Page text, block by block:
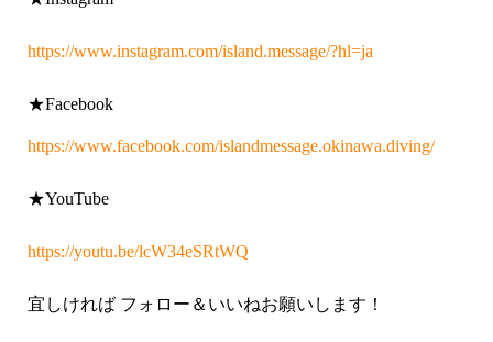
https://www.instagram.com/island.message/?hl=ja
★Facebook
https://www.facebook.com/islandmessage.okinawa.diving/
★YouTube
https://youtu.be/lcW34eSRtWQ
宜しければ フォロー＆いいねお願いします！